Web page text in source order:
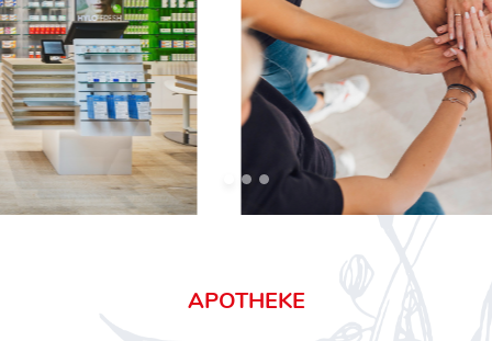
APOTHEKE